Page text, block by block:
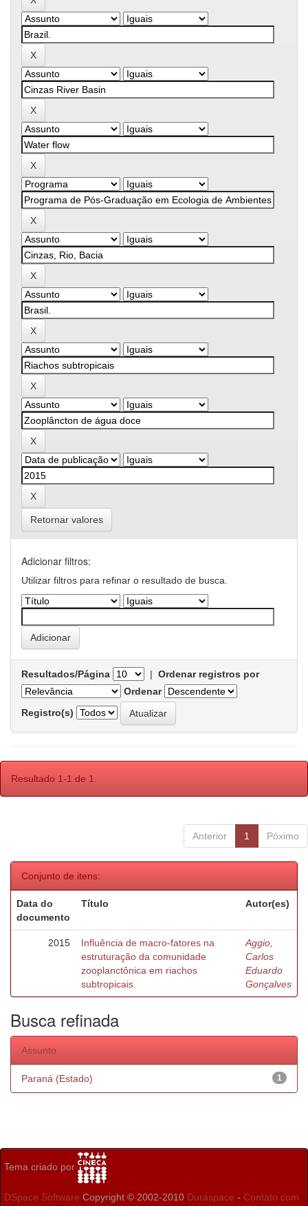
Retornar valores
Adicionar filtros:
Utilizar filtros para refinar o resultado de busca.
Resultados/Página | Ordenar registros por
Ordenar
Registro(s)
Resultado 1-1 de 1.
Anterior 1 Póximo
Conjunto de itens:
Data do
documento
Título Autor(es)
2015
Influência de macro-fatores na
estruturação da comunidade
zooplanctônica em riachos
subtropicais.
Aggio,
Carlos
Eduardo
Gonçalves
Busca refinada
Assunto
1
Paraná (Estado)
Tema criado por
DSpace Software Copyright © 2002-2010 Duraspace - Contato com